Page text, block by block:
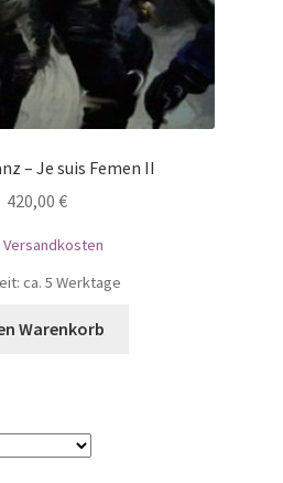
– Je suis Femen II
420,00 €
Versandkosten
ca. 5 Werktage
Warenkorb